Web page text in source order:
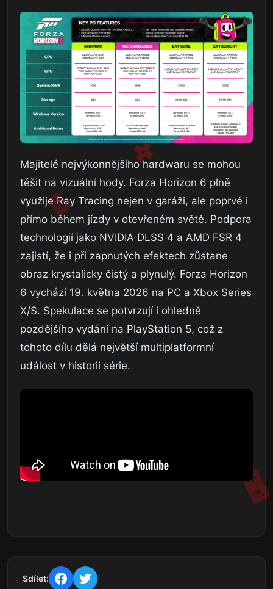
Majitelé nejvýkonnějšího hardwaru se mohou
těšit na vizuální hody. Forza Horizon 6 plně
využije Ray Tracing nejen v garáži, ale poprvé i
přímo během jízdy v otevřeném světě. Podpora
technologií jako NVIDIA DLSS 4 a AMD FSR 4
zajistí, že i při zapnutých efektech zůstane
obraz krystalicky čistý a plynulý. Forza Horizon
6 vychází 19. května 2026 na PC a Xbox Series
X/S. Spekulace se potvrzují i ohledně
pozdějšího vydání na PlayStation 5, což z
tohoto dílu dělá největší multiplatformní
událost v historii série.
Sdílet: